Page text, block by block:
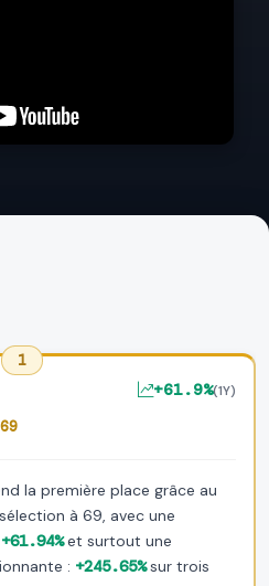
1
+61.9%(1Y)
la première place grâce au
à 69, avec une
+61.94%et surtout une
: +245.65%sur trois